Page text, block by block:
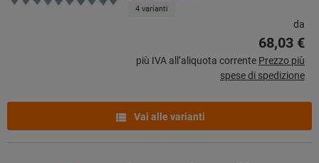
4 varianti
da
68,03 €
più IVA all’aliquota corrente Prezzo più
spese di spedizione
Vai alle varianti